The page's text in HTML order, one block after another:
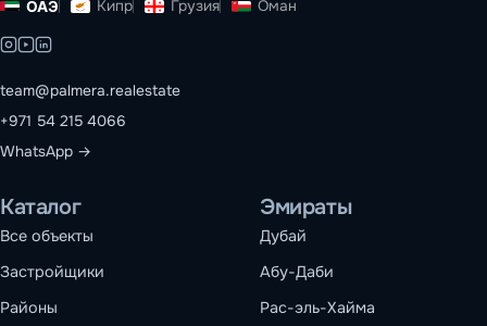
ОАЭ Кипр Грузия Оман
team@palmera.realestate
+971 54 215 4066
WhatsApp →
Каталог
Все объекты
Застройщики
Районы
Эмираты
Дубай
Абу-Даби
Рас-эль-Хайма